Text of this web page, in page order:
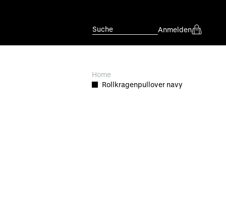
Suche Anmelden
Home
Rollkragenpullover navy